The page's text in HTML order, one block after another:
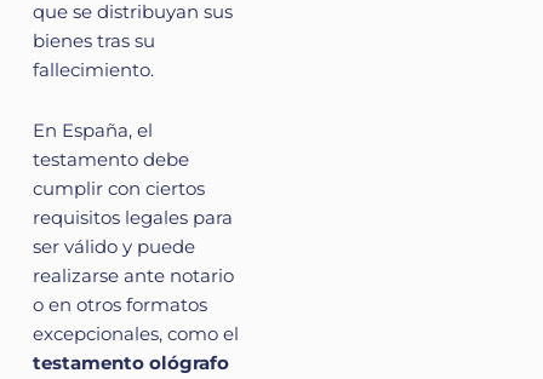
que se distribuyan sus
bienes tras su
fallecimiento.
En España, el
testamento debe
cumplir con ciertos
requisitos legales para
ser válido y puede
realizarse ante notario
o en otros formatos
excepcionales, como el
testamento ológrafo